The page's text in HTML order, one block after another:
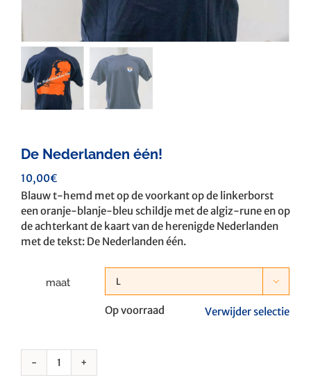
De Nederlanden één!
10,00€
Blauw t-hemd met op de voorkant op de linkerborst
een oranje-blanje-bleu schildje met de algiz-rune en op
de achterkant de kaart van de herenigde Nederlanden
met de tekst: De Nederlanden één.
maat 
Op voorraad Verwijder selectie
De